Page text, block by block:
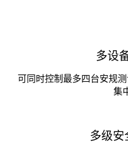
多设
可同时控制最多四台安规
集
多级安